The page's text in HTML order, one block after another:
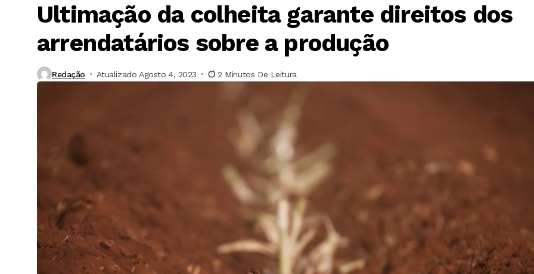
Ultimação da colheita garante direitos dos
arrendatários sobre a produção
Redação Atualizado Agosto 4, 2023 2 Minutos De Leitura